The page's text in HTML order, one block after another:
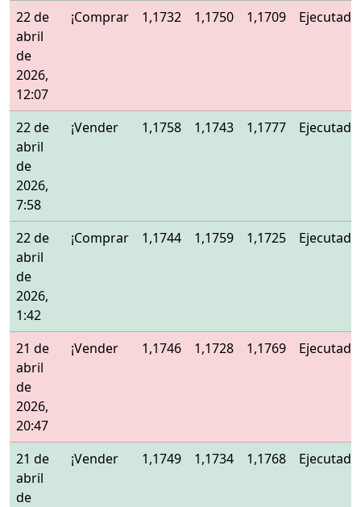
22 de
abril
de
2026,
12:07
¡Comprar 1,1732 1,1750 1,1709 Ejecutado
22 de
abril
de
2026,
7:58
¡Vender 1,1758 1,1743 1,1777 Ejecutado
22 de
abril
de
2026,
1:42
¡Comprar 1,1744 1,1759 1,1725 Ejecutado
21 de
abril
de
2026,
20:47
¡Vender 1,1746 1,1728 1,1769 Ejecutado
21 de
abril
de
¡Vender 1,1749 1,1734 1,1768 Ejecutado